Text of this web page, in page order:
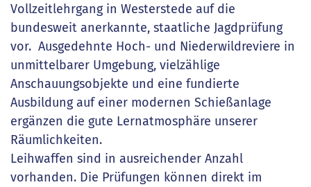
Vollzeitlehrgang in Westerstede auf die
bundesweit anerkannte, staatliche Jagdprüfung
vor. Ausgedehnte Hoch- und Niederwildreviere in
unmittelbarer Umgebung, vielzählige
Anschauungsobjekte und eine fundierte
Ausbildung auf einer modernen Schießanlage
ergänzen die gute Lernatmosphäre unserer
Räumlichkeiten.
Leihwaffen sind in ausreichender Anzahl
vorhanden. Die Prüfungen können direkt im